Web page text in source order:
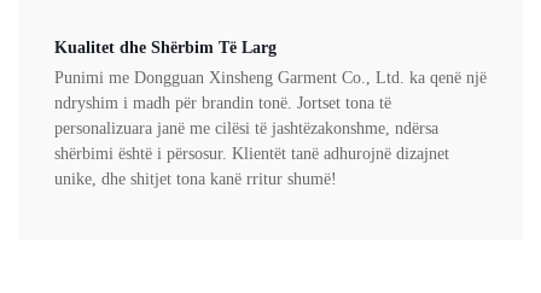
Kualitet dhe Shërbim Të Larg
Punimi me Dongguan Xinsheng Garment Co., Ltd. ka qenë një
ndryshim i madh për brandin tonë. Jortset tona të
personalizuara janë me cilësi të jashtëzakonshme, ndërsa
shërbimi është i përsosur. Klientët tanë adhurojnë dizajnet
unike, dhe shitjet tona kanë rritur shumë!